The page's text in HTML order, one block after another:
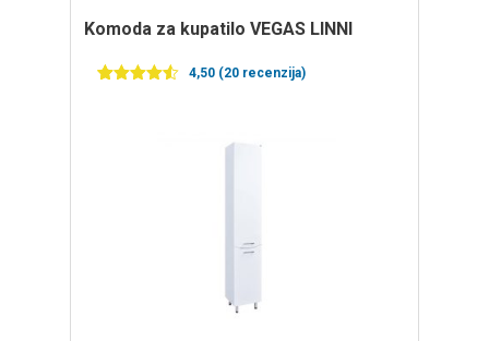
Komoda za kupatilo VEGAS LINNI
4,50 (20 recenzija)